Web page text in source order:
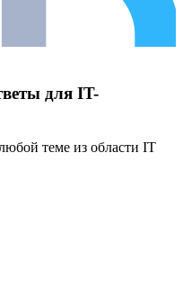
для IT-
теме из области IT